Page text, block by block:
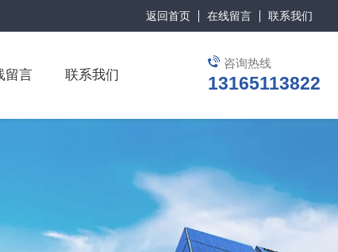
返回首页 在线留言 联系我们
咨询热线
13165113822
留言 联系我们